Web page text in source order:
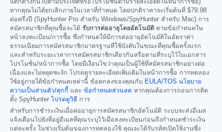
แตกต่างกันไปตามประเทศหรือโปรโมชั่นตามรายละเอียดในหน้าการซื้อ)
หากคุณไม่ได้ยกเลิกภายในเวลาที่กำหนด โดยปกติราคาจะเริ่มต้นที่ $79.98
ต่อครึ่งปี (SpyHunter Pro สำหรับ Windows/SpyHunter สำหรับ Mac) การ
สมัครสมาชิกที่คุณซื้อจะได้ รับการต่ออายุโดยอัตโนมัติ ตามข้อกำหนดใน
หน้าลงทะเบียน/การซื้อ ซึ่งกำหนดให้มีการต่ออายุอัตโนมัติในอัตราค่า
ธรรมเนียมการสมัครสมาชิกมาตรฐานที่ใช้บังคับในขณะที่คุณซื้อครั้งแรก
และสำหรับระยะเวลาการสมัครสมาชิกเดียวกันหรือตามที่ระบุไว้ในเอกสาร
โปรโมชั่น/หน้าการซื้อ โดยมีเงื่อนไขว่าคุณเป็นผู้ใช้ที่สมัครสมาชิกอย่างต่อ
เนื่องและไม่หยุดชะงัก โปรดดูรายละเอียดเพิ่มเติมในหน้าการซื้อ การทดลอง
ใช้อยู่ภายใต้ข้อกำหนดเหล่านี้ ข้อตกลงของคุณกับ EULA/TOS นโยบาย
ความเป็นส่วนตัว/คุกกี้ และ ข้อกำหนดส่วนลด หากคุณต้องการถอนการติด
ตั้ง SpyHunter โปรดดูวิธี การ
สำหรับการชำระเงินเมื่อต่ออายุการสมัครสมาชิกอัตโนมัติ ระบบจะส่งอีเมล
แจ้งเตือนไปยังที่อยู่อีเมลที่คุณระบุไว้เมื่อลงทะเบียนก่อนถึงกำหนดชำระเงิน
แต่ละครั้ง ในช่วงเริ่มต้นของการทดลองใช้ คุณจะได้รับรหัสเปิดใช้งานซึ่ง